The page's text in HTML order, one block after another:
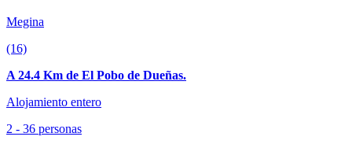
Megina
(16)
A 24.4 Km de El Pobo de Dueñas.
Alojamiento entero
2 - 36 personas